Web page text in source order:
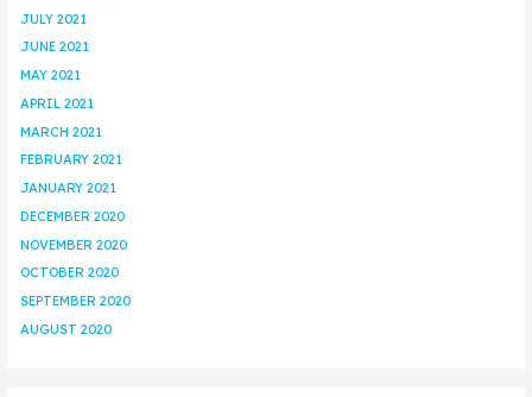
JULY 2021
JUNE 2021
MAY 2021
APRIL 2021
MARCH 2021
FEBRUARY 2021
JANUARY 2021
DECEMBER 2020
NOVEMBER 2020
OCTOBER 2020
SEPTEMBER 2020
AUGUST 2020